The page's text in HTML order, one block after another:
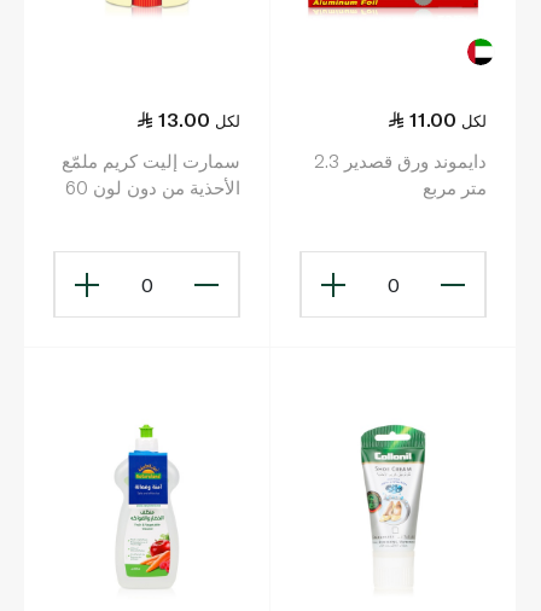
11.00 لكل
دايموند ورق قصدير 2.3
متر مربع
0
13.00 لكل
سمارت إليت كريم ملمّع
الأحذية من دون لون 60
0